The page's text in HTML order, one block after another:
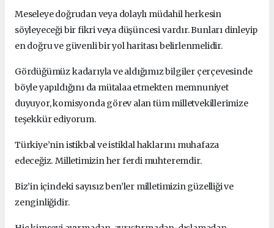
Meseleye doğrudan veya dolaylı müdahil herkesin
söyleyeceği bir fikri veya düşüncesi vardır.Bunları dinleyip
en doğru ve güvenli bir yol haritası belirlenmelidir.
Gördüğümüz kadarıyla ve aldığımız bilgiler çerçevesinde
böyle yapıldığını da mütalaa etmekten memnuniyet
duyuyor, komisyonda görev alan tüm milletvekillerimize
teşekkür ediyorum.
Türkiye’nin istikbal ve istiklal haklarını muhafaza
edeceğiz. Milletimizin her ferdi muhteremdir.
Biz’in içindeki sayısız ben’ler milletimizin güzelliği ve
zenginliğidir.